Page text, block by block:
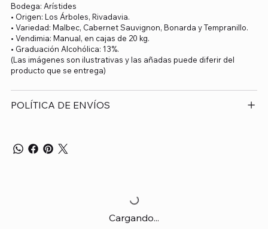
Bodega: Arístides
• Origen: Los Árboles, Rivadavia.
• Variedad: Malbec, Cabernet Sauvignon, Bonarda y Tempranillo.
• Vendimia: Manual, en cajas de 20 kg.
• Graduación Alcohólica: 13%.
(Las imágenes son ilustrativas y las añadas puede diferir del
producto que se entrega)
POLÍTICA DE ENVÍOS
Cargando...